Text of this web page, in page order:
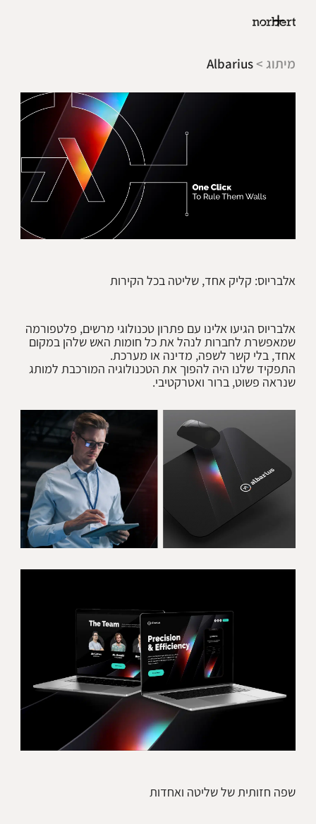
מיתוג >Albarius
אלבריוס: קליק אחד, שליטה בכל הקירות
אלבריוס הגיעו אלינו עם פתרון טכנולוגי מרשים, פלטפורמה
שמאפשרת לחברות לנהל את כל חומות האש שלהן במקום
התפקיד שלנו היה להפוך את הטכנולוגיה המורכבת למותג
שנראה פשוט, ברור ואטרקטיבי.
שפה חזותית של שליטה ואחדות